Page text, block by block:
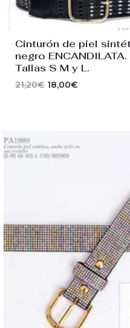
Cinturón de piel
negro
Tallas S M y L.
21,20€ 18,00€
precio
original
precio